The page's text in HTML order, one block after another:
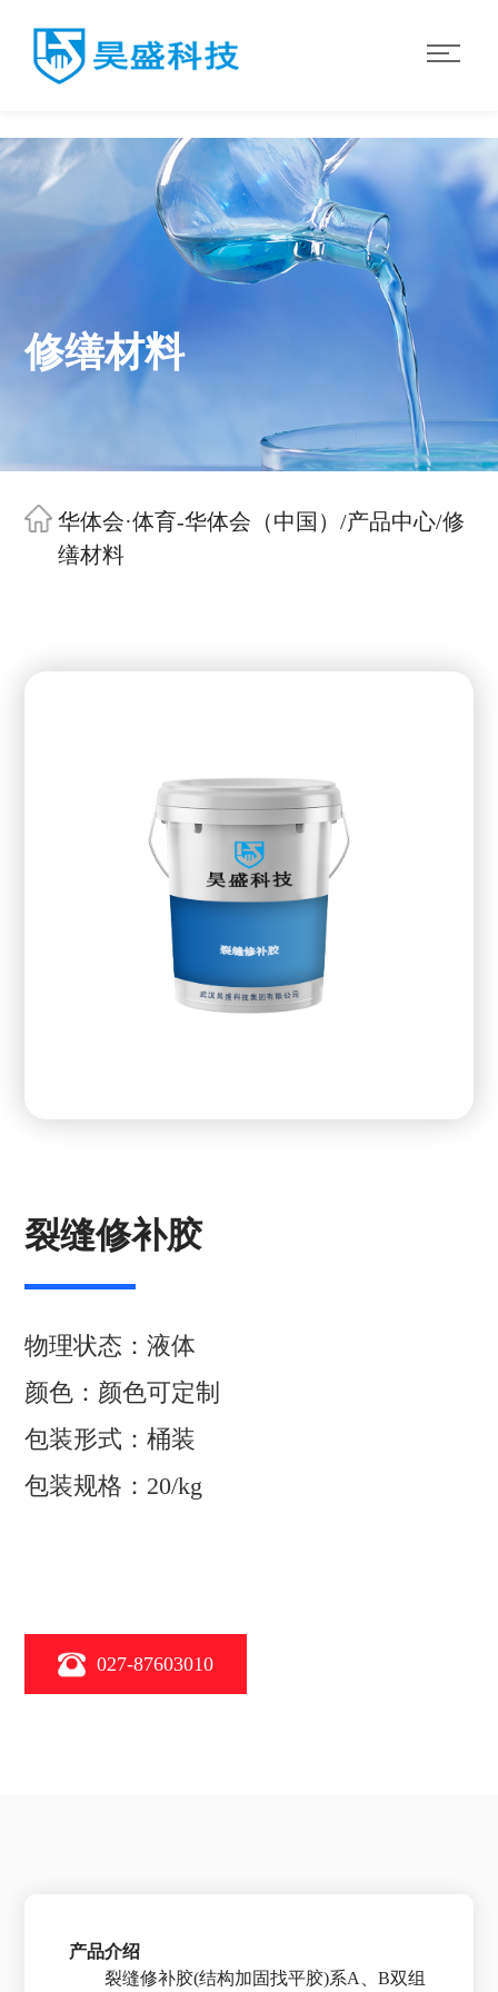
修缮材料
华体会·体育-华体会（中国）/产品中心/修
缮材料
裂缝修补胶
物理状态：液体
颜色：颜色可定制
包装形式：桶装
包装规格：20/kg
027-87603010
产品介绍
裂缝修补胶(结构加固找平胶)系A、B双组